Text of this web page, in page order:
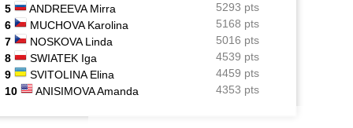
5
ANDREEVA Mirra
5293 pts
6
MUCHOVA Karolina
5168 pts
7
NOSKOVA Linda
5016 pts
8
SWIATEK Iga
4539 pts
9
SVITOLINA Elina
4459 pts
10
ANISIMOVA Amanda 4353 pts